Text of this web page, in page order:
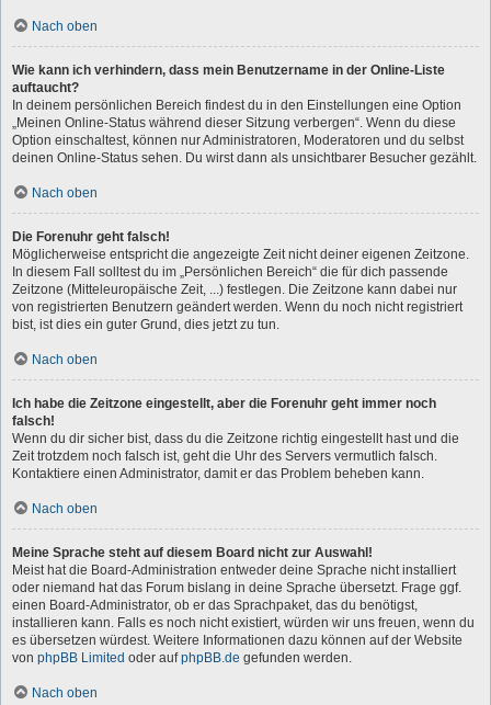
Nach oben
Wie kann ich verhindern, dass mein Benutzername in der Online-Liste
auftaucht?
In deinem persönlichen Bereich findest du in den Einstellungen eine Option
„Meinen Online-Status während dieser Sitzung verbergen“. Wenn du diese
Option einschaltest, können nur Administratoren, Moderatoren und du selbst
deinen Online-Status sehen. Du wirst dann als unsichtbarer Besucher gezählt.
Nach oben
Die Forenuhr geht falsch!
Möglicherweise entspricht die angezeigte Zeit nicht deiner eigenen Zeitzone.
In diesem Fall solltest du im „Persönlichen Bereich“ die für dich passende
Zeitzone (Mitteleuropäische Zeit, ...) festlegen. Die Zeitzone kann dabei nur
von registrierten Benutzern geändert werden. Wenn du noch nicht registriert
bist, ist dies ein guter Grund, dies jetzt zu tun.
Nach oben
Ich habe die Zeitzone eingestellt, aber die Forenuhr geht immer noch
falsch!
Wenn du dir sicher bist, dass du die Zeitzone richtig eingestellt hast und die
Zeit trotzdem noch falsch ist, geht die Uhr des Servers vermutlich falsch.
Kontaktiere einen Administrator, damit er das Problem beheben kann.
Nach oben
Meine Sprache steht auf diesem Board nicht zur Auswahl!
Meist hat die Board-Administration entweder deine Sprache nicht installiert
oder niemand hat das Forum bislang in deine Sprache übersetzt. Frage ggf.
einen Board-Administrator, ob er das Sprachpaket, das du benötigst,
installieren kann. Falls es noch nicht existiert, würden wir uns freuen, wenn du
es übersetzen würdest. Weitere Informationen dazu können auf der Website
von phpBB Limited oder aufphpBB.de gefunden werden.
Nach oben